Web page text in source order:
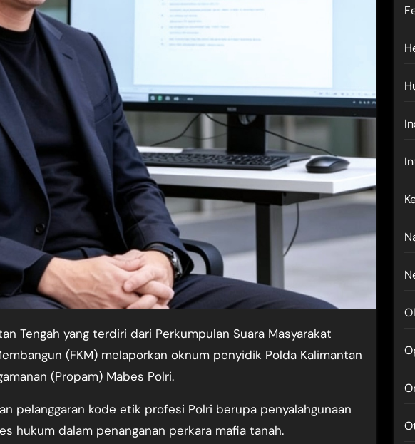
(FKM) melaporkan oknum penyidik Polda Kalimantan
(Propam) Mabes Polri.
pelanggaran kode etik profesi Polri berupa penyalahgunaan
hukum dalam penanganan perkara mafia tanah.